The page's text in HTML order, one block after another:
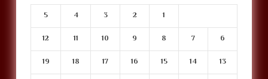
1
2
3
4
5
6
7
8
9
10
11
12
13
14
15
16
17
18
19